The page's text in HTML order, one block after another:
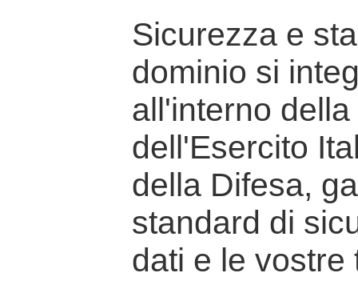
Sicurezza e
dominio si
all'interno
dell'Esercito
della Difesa,
standard di
dati e le vostre